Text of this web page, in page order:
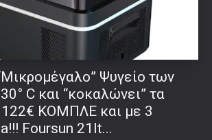
Ψυγείο των
C και “κοκαλώνει” τα
ΚΟΜΠΛΕ και με 3
Foursun 21lt...